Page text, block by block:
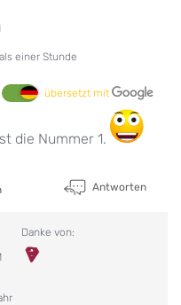
einer Stunde
übersetzt mit
die Nummer 1.
Antworten
Danke von: